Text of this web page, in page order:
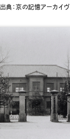
出典：京の記憶アーカイヴ